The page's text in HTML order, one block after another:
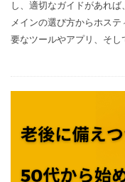
し、適切なガイドがあれ
メインの選び方からホス
要なツールやアプリ、そし